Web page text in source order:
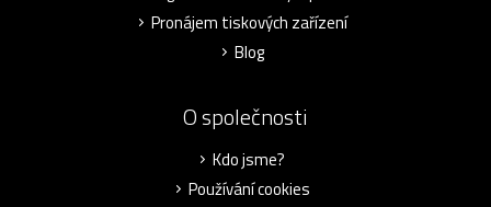
Pronájem tiskových zařízení
Blog
O společnosti
Kdo jsme?
Používání cookies